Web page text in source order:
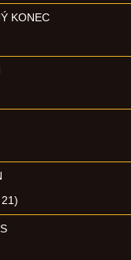
KONEC